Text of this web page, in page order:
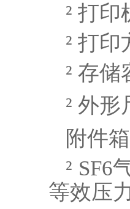
² 打印
² 打印
² 存储
² 外形
附件
² SF6
等效压